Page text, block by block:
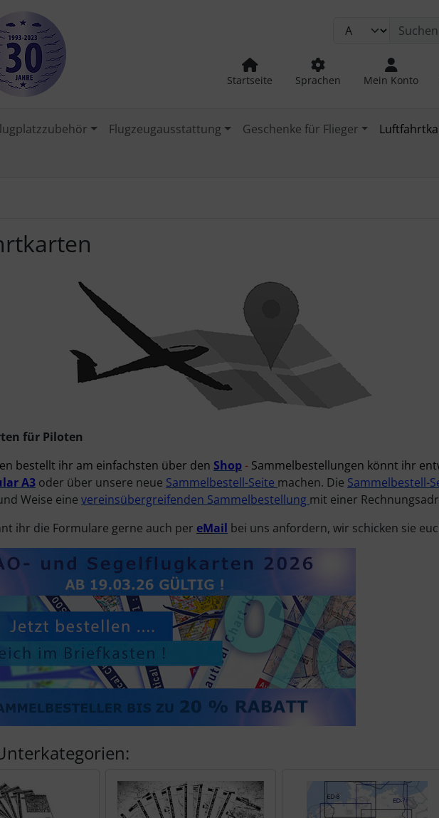
Startseite Sprachen Mein Konto
Flugzeugausstattung Geschenke für Flieger
für Piloten
bestellt ihr am einfachsten über den Shop- Sammelbestellungen könnt ihr
A3 oder über unsere neue Sammelbestell-Seite machen. Die Sammelbestell-
Weise eine vereinsübergreifenden Sammelbestellung mit einer
ihr die Formulare gerne auch per eMail bei uns anfordern, wir schicken sie